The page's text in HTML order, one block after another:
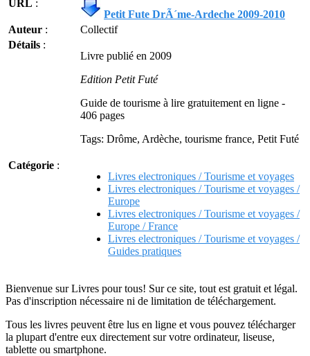
URL :
Petit Fute DrÃ´me-Ardeche 2009-2010
Auteur :
Collectif
Détails :
Livre publié en 2009
Edition Petit Futé
Guide de tourisme à lire gratuitement en ligne -
406 pages
Tags: Drôme, Ardèche, tourisme france, Petit Futé
Catégorie :
Livres electroniques / Tourisme et voyages
Livres electroniques / Tourisme et voyages /
Europe
Livres electroniques / Tourisme et voyages /
Europe / France
Livres electroniques / Tourisme et voyages /
Guides pratiques
Bienvenue sur Livres pour tous! Sur ce site, tout est gratuit et légal.
Pas d'inscription nécessaire ni de limitation de téléchargement.
Tous les livres peuvent être lus en ligne et vous pouvez télécharger
la plupart d'entre eux directement sur votre ordinateur, liseuse,
tablette ou smartphone.